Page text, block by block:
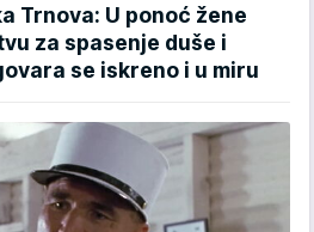
Trnova: U ponoć žene
za spasenje duše i
se iskreno i u miru